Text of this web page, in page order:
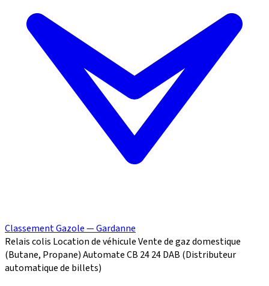
Classement Gazole — Gardanne
Relais colis Location de véhiculeVente de gaz domestique
(Butane, Propane)Automate CB 2424DAB (Distributeur
automatique de billets)